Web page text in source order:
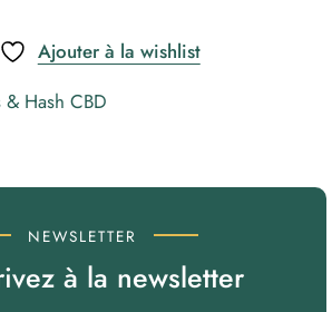
Ajouter à la wishlist
& Hash CBD
NEWSLETTER
à la newsletter